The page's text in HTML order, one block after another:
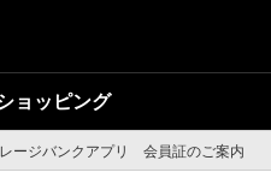
ョッピング
ージバンクアプリ 会員証のご案内